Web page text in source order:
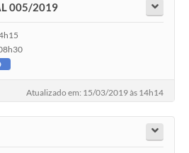
005/2019
Atualizado em: 15/03/2019 às 14h14